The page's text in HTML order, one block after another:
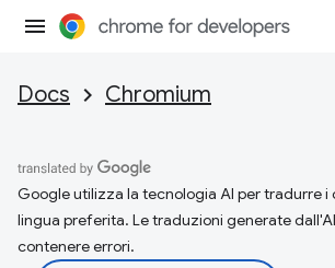
Docs Chromium
Google utilizza la tecnologia AI per tradurre i
lingua preferita. Le traduzioni generate
contenere errori.